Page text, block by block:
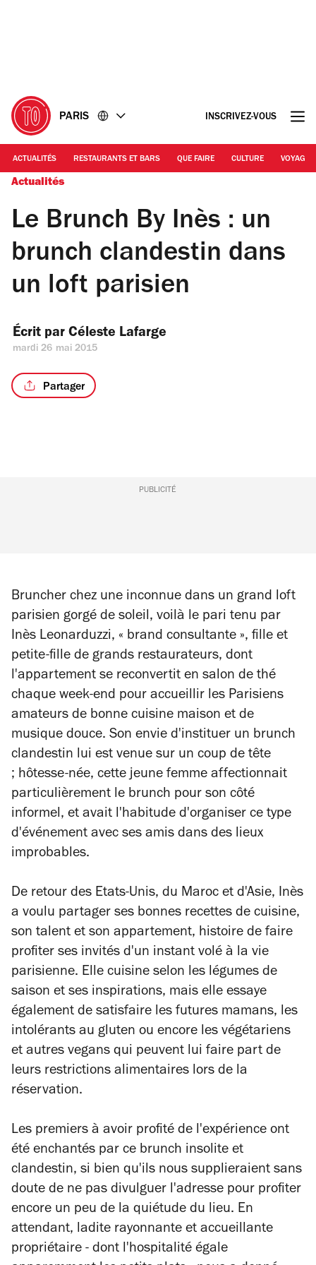
PARIS INSCRIVEZ-VOUS
ACTUALITÉS RESTAURANTS ET BARS QUE FAIRE CULTURE VOYAGE
Actualités
Le Brunch By Inès : un
brunch clandestin dans
un loft parisien
Écrit par Céleste Lafarge
mardi 26 mai 2015
Partager
PUBLICITÉ
Bruncher chez une inconnue dans un grand loft
parisien gorgé de soleil, voilà le pari tenu par
Inès Leonarduzzi, « brand consultante », fille et
petite-fille de grands restaurateurs, dont
l'appartement se reconvertit en salon de thé
chaque week-end pour accueillir les Parisiens
amateurs de bonne cuisine maison et de
musique douce. Son envie d'instituer un brunch
clandestin lui est venue sur un coup de tête
; hôtesse-née, cette jeune femme affectionnait
particulièrement le brunch pour son côté
informel, et avait l'habitude d'organiser ce type
d'événement avec ses amis dans des lieux
improbables.
De retour des Etats-Unis, du Maroc et d'Asie, Inès
a voulu partager ses bonnes recettes de cuisine,
son talent et son appartement, histoire de faire
profiter ses invités d'un instant volé à la vie
parisienne. Elle cuisine selon les légumes de
saison et ses inspirations, mais elle essaye
également de satisfaire les futures mamans, les
intolérants au gluten ou encore les végétariens
et autres vegans qui peuvent lui faire part de
leurs restrictions alimentaires lors de la
réservation.
Les premiers à avoir profité de l'expérience ont
été enchantés par ce brunch insolite et
clandestin, si bien qu'ils nous supplieraient sans
doute de ne pas divulguer l'adresse pour profiter
encore un peu de la quiétude du lieu. En
attendant, ladite rayonnante et accueillante
propriétaire - dont l'hospitalité égale